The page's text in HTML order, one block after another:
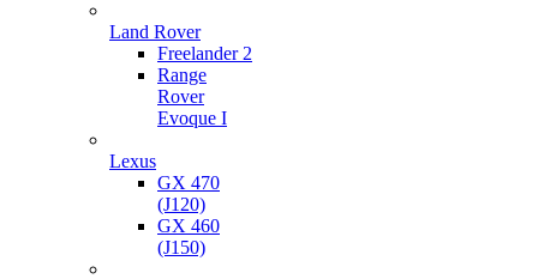
Land Rover
Freelander 2
Range
Rover
Evoque I
Lexus
GX 470
(J120)
GX 460
(J150)